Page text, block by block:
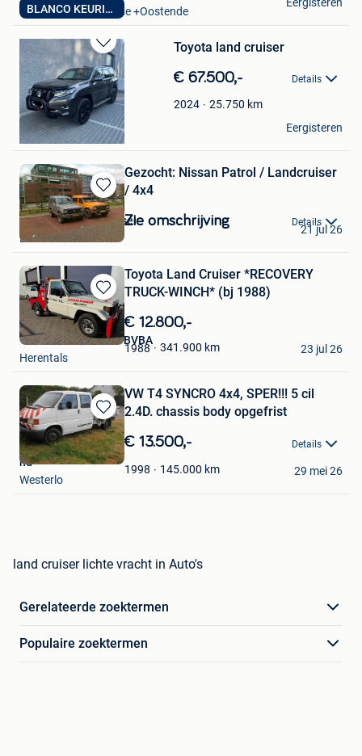
BLANCO KEURING VV
Oostende Zandvoorde +Oostende
Bewaren
in
Mijn
Favorieten
Toyota land cruiser
€ 67.500,- Details
2024 25.750 km
TY
Sint-Martens-Lierde
Eergisteren
Bewaren
in
Mijn
Favorieten
Gezocht: Nissan Patrol / Landcruiser
/ 4x4
Zie omschrijving Details
Bedrijfswagens Kessel
Bree
21 jul 26
Bewaren
in
Mijn
Favorieten
Toyota Land Cruiser *RECOVERY
TRUCK-WINCH* (bj 1988)
€ 12.800,-
1988 341.900 km
TLD Trucks en Vans BVBA
Herentals
23 jul 26
Bewaren
in
Mijn
Favorieten
VW T4 SYNCRO 4x4, SPER!!! 5 cil
2.4D. chassis body opgefrist
€ 13.500,- Details
1998 145.000 km
hd
Westerlo
29 mei 26
land cruiser lichte vracht in Auto's
Gerelateerde zoektermen
Populaire zoektermen